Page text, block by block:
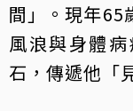
間」。現年65
風浪與身體
石，傳遞他「